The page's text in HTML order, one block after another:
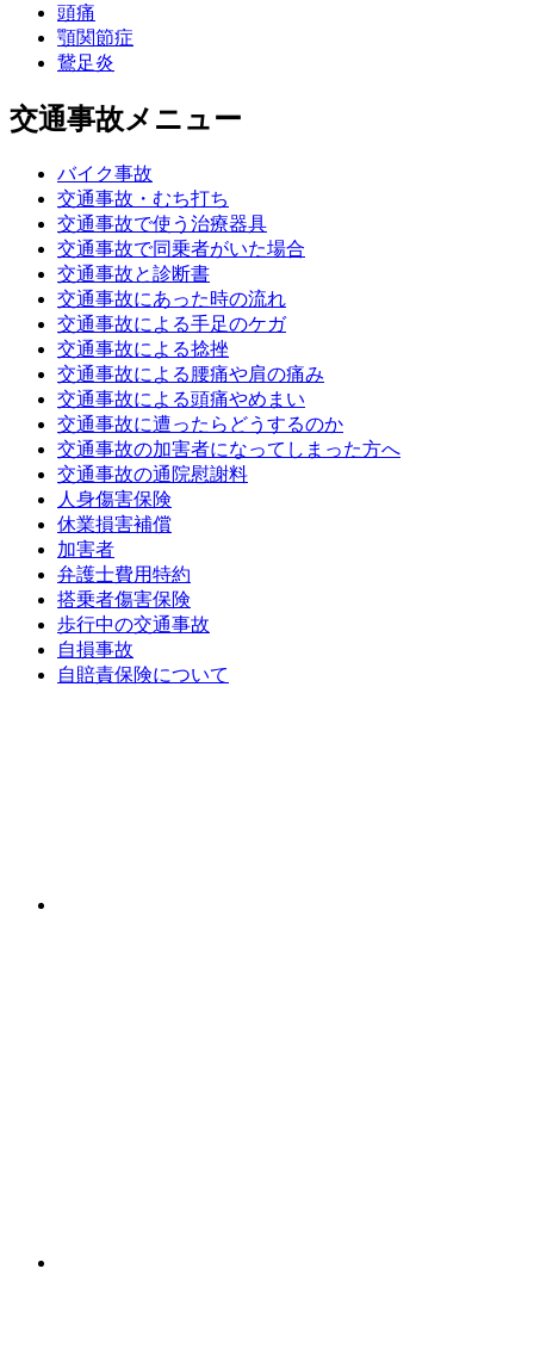
頭痛
顎関節症
鵞足炎
交通事故メニュー
バイク事故
交通事故・むち打ち
交通事故で使う治療器具
交通事故で同乗者がいた場合
交通事故と診断書
交通事故にあった時の流れ
交通事故による手足のケガ
交通事故による捻挫
交通事故による腰痛や肩の痛み
交通事故による頭痛やめまい
交通事故に遭ったらどうするのか
交通事故の加害者になってしまった方へ
交通事故の通院慰謝料
人身傷害保険
休業損害補償
加害者
弁護士費用特約
搭乗者傷害保険
歩行中の交通事故
自損事故
自賠責保険について